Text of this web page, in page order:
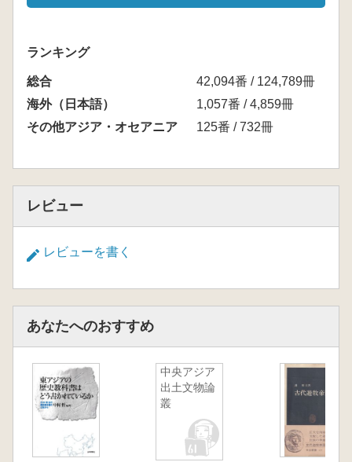
ランキング
総合
42,094番 / 124,789冊
海外（日本語）
1,057番 / 4,859冊
その他アジア・オセアニア
125番 / 732冊
レビュー
レビューを書く
あなたへのおすすめ
中央アジア
出土文物論
叢